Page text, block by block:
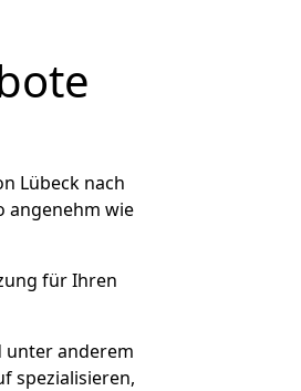
Lübeck nach
angenehm wie
für Ihren
unter anderem
spezialisieren,